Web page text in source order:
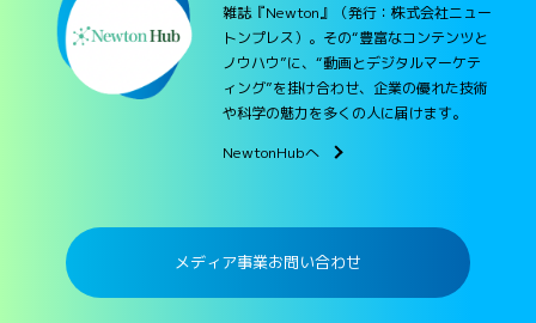
雑誌『Newton』（発行：株式会社ニュー
トンプレス）。その“豊富なコンテンツと
ノウハウ”に、“動画とデジタルマーケテ
ィング”を掛け合わせ、企業の優れた技術
や科学の魅力を多くの人に届けます。
NewtonHubへ
メディア事業お問い合わせ